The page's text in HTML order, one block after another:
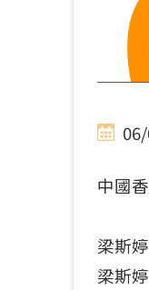
中國
梁斯
梁斯